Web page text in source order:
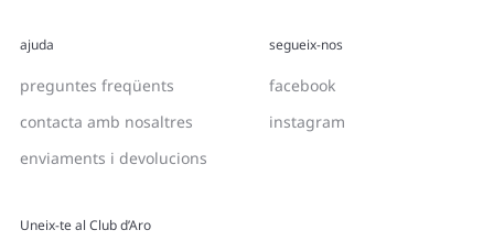
ajuda
preguntes freqüents
contacta amb nosaltres
enviaments i devolucions
segueix-nos
facebook
instagram
Uneix-te al Club d’Aro